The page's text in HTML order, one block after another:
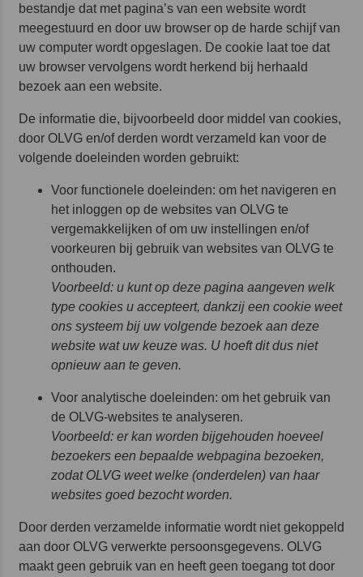
bestandje dat met pagina’s van een website wordt
meegestuurd en door uw browser op de harde schijf van
uw computer wordt opgeslagen. De cookie laat toe dat
uw browser vervolgens wordt herkend bij herhaald
bezoek aan een website.
De informatie die, bijvoorbeeld door middel van cookies,
door OLVG en/of derden wordt verzameld kan voor de
volgende doeleinden worden gebruikt:
Voor functionele doeleinden: om het navigeren en
het inloggen op de websites van OLVG te
vergemakkelijken of om uw instellingen en/of
voorkeuren bij gebruik van websites van OLVG te
onthouden.
Voorbeeld: u kunt op deze pagina aangeven welk
type cookies u accepteert, dankzij een cookie weet
ons systeem bij uw volgende bezoek aan deze
website wat uw keuze was. U hoeft dit dus niet
opnieuw aan te geven.
Voor analytische doeleinden: om het gebruik van
de OLVG-websites te analyseren.
Voorbeeld: er kan worden bijgehouden hoeveel
bezoekers een bepaalde webpagina bezoeken,
zodat OLVG weet welke (onderdelen) van haar
websites goed bezocht worden.
Door derden verzamelde informatie wordt niet gekoppeld
aan door OLVG verwerkte persoonsgegevens. OLVG
maakt geen gebruik van en heeft geen toegang tot door